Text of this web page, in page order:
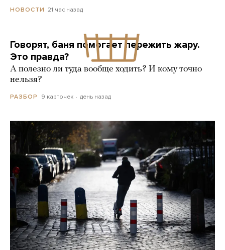
НОВОСТИ 21 час назад
Говорят, баня помогает пережить жару.
Это правда?
А полезно ли туда вообще ходить? И кому точно
нельзя?
РАЗБОР 9 карточек день назад